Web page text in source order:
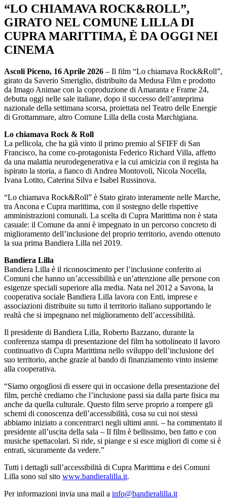
“LO CHIAMAVA ROCK&ROLL”,
GIRATO NEL COMUNE LILLA DI
CUPRA MARITTIMA, È DA OGGI NEI
CINEMA
Ascoli Piceno, 16 Aprile 2026 – Il film “Lo chiamava Rock&Roll”,
girato da Saverio Smeriglio, distribuito da Medusa Film e prodotto
da Imago Animae con la coproduzione di Amaranta e Frame 24,
debutta oggi nelle sale italiane, dopo il successo dell’anteprima
nazionale della settimana scorsa, proiettata nel Teatro delle Energie
di Grottammare, altro Comune Lilla della costa Marchigiana.
Lo chiamava Rock & Roll
La pellicola, che ha già vinto il primo premio al SFIFF di San
Francisco, ha come co-protagonista Federico Richard Villa, affetto
da una malattia neurodegenerativa e la cui amicizia con il regista ha
ispirato la storia, a fianco di Andrea Montovoli, Nicola Nocella,
Ivana Lotito, Caterina Silva e Isabel Russinova.
“Lo chiamava Rock&Roll” è Stato girato interamente nelle Marche,
tra Ancona e Cupra marittima, con il sostegno delle rispettive
amministrazioni comunali. La scelta di Cupra Marittima non è stata
casuale: il Comune da anni è impegnato in un percorso concreto di
miglioramento dell’inclusione del proprio territorio, avendo ottenuto
la sua prima Bandiera Lilla nel 2019.
Bandiera Lilla
Bandiera Lilla è il riconoscimento per l’inclusione conferito ai
Comuni che hanno un’accessibilità e un’attenzione alle persone con
esigenze speciali superiore alla media. Nata nel 2012 a Savona, la
cooperativa sociale Bandiera Lilla lavora con Enti, imprese e
associazioni distribuite su tutto il territorio italiano supportando le
realtà che si impegnano nel miglioramento dell’accessibilità.
Il presidente di Bandiera Lilla, Roberto Bazzano, durante la
conferenza stampa di presentazione del film ha sottolineato il lavoro
continuativo di Cupra Marittima nello sviluppo dell’inclusione del
suo territorio, anche grazie al bando di finanziamento vinto insieme
alla cooperativa.
“Siamo orgogliosi di essere qui in occasione della presentazione del
film, perchè crediamo che l’inclusione passi sia dalla parte fisica ma
anche da quella culturale. Questo film serve proprio a rompere gli
schemi di conoscenza dell’accessibilità, cosa su cui noi stessi
abbiamo iniziato a concentrarci negli ultimi anni. – ha commentato il
presidente all’uscita della sala – Il film è bellissimo, ben fatto e con
musiche spettacolari. Si ride, si piange e si esce migliori di come si è
entrati, sicuramente da vedere.”
Tutti i dettagli sull’accessibilità di Cupra Marittima e dei Comuni
Lilla sono sul sito www.bandieralilla.it.
Per informazioni invia una mail a info@bandieralilla.it